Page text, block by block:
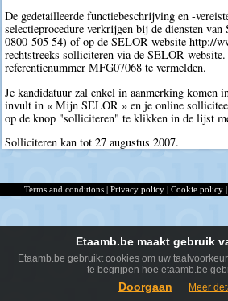
De gedetailleerde functiebeschrijving en -
selectieprocedure verkrijgen bij de diensten
0800-505 54) of op de SELOR-website http://
rechtstreeks solliciteren via de SELOR-
referentienummer MFG07068 te vermelden.
Je kandidatuur zal enkel in aanmerking komen
invult in « Mijn SELOR » en je online
op de knop "solliciteren" te klikken in de lijst
Solliciteren kan tot 27 augustus 2007.
Terms and conditions Privacy policy Cookie policy
Etaamb.be maakt gebruik
Etaamb.be gebruikt cookies om uw
te begrijpen hoe etaamb.be
Doorgaan Meer